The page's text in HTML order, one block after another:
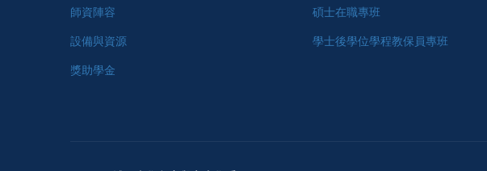
師資陣容
設備與資源
獎助學金
碩士在職專班
學士後學位學程教保員專班